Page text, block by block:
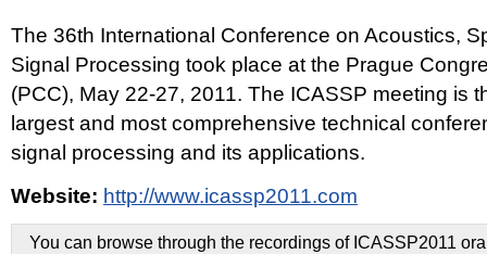
The 36th International Conference on Acoustics,
Signal Processing took place at the Prague
(PCC), May 22-27, 2011. The ICASSP meeting is
largest and most comprehensive technical
signal processing and its applications.
Website: http://www.icassp2011.com
You can browse through the recordings of ICASSP2011